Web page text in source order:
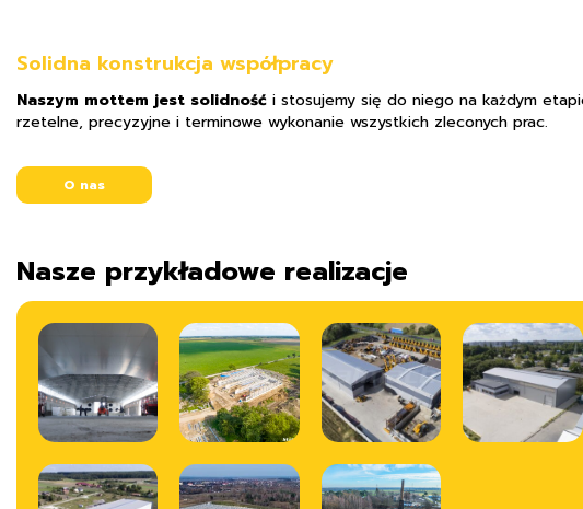
Solidna konstrukcja współpracy
Naszym mottem jest solidność i stosujemy się do niego na każdym
rzetelne, precyzyjne i terminowe wykonanie wszystkich zleconych prac.
O nas
Nasze przykładowe realizacje